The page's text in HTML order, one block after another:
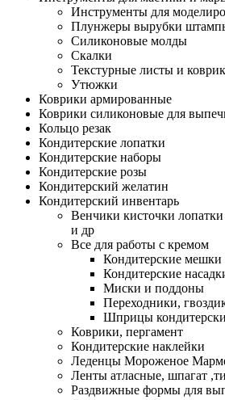
Инструменты для
Плунжеры вырубки
Силиконовые молды
Скалки
Текстурные листы и
Утюжки
Коврики армированные
Коврики силиконовые для
Кольцо резак
Кондитерские лопатки
Кондитерские наборы
Кондитерские розы
Кондитерский желатин
Кондитерский инвентарь
Венчики кисточки
и др
Все для работы с кремом
Кондитерские мешки
Кондитерские
Миски и поддоны
Переходники,
Шприцы
Коврики, пергамент
Кондитерские наклейки
Леденцы Мороженое
Ленты атласные, шпагат
Раздвижные формы для